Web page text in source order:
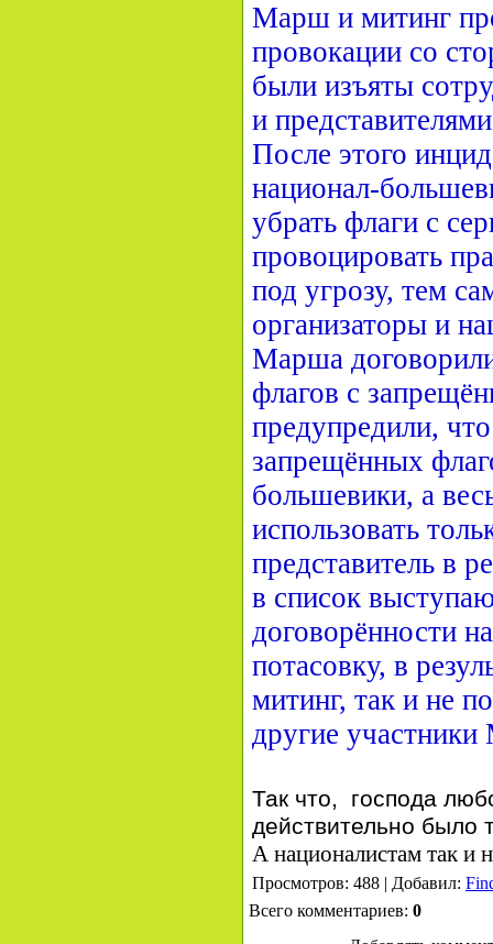
Марш и митинг
провокации со
были изъяты
и
После этого
национал-
убрать флаги с
провоцировать
под угрозу, тем
организаторы и
Марша
флагов с
предупредили, что
запрещённых
большевики, а
использовать
представитель в
в список
договорённости
потасовку, в
митинг, так и не
другие
Так что, господа
действительно было
А националистам так и
Просмотров: 488 | Добавил:
Всего комментариев: 0